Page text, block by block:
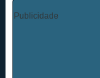
Publicidade